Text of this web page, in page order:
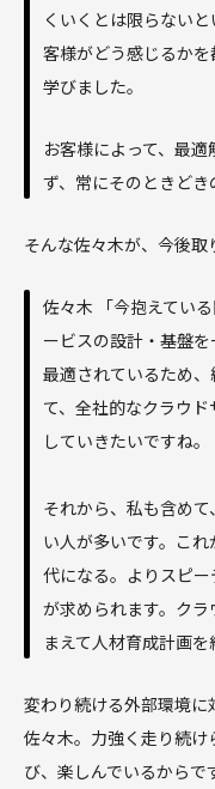
くいくとは限らない
客様がどう感じるか
学びました。
お客様によって、最
ず、常にそのときどき
そんな佐々木が、今後取
佐々木 「今抱えてい
ービスの設計・基盤
最適されているため
て、全社的なクラウ
していきたいですね。
それから、私も含め
い人が多いです。こ
代になる。よりスピ
が求められます。ク
まえて人材育成計画を
変わり続ける外部環境
佐々木。力強く走り続
び、楽しんでいるからで